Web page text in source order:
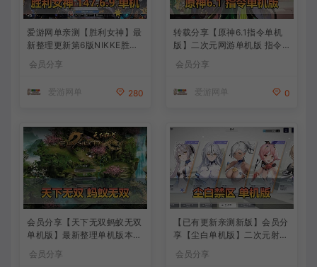
爱游网单亲测【胜利女神】最
新整理更新第6版NIKKE胜利
版本官服GM可无限抽卡全剧
学
会员分享
爱游网单 280
转载分享【原神6.1指令单机
版】二次元网游单机版 指令
背包 抽卡 商店 MOD 未亲测
会员分享
爱游网单 0
会员分享【天下无双蚂蚁无双
单机版】最新整理单机版本
带GM命令后台 武侠怀旧网游
免虚拟机一键端 配套视频教
会员分享
【已有更新亲测新版】会员分
享【尘白单机版】二次元射击
类网游单机版一键端
会员分享